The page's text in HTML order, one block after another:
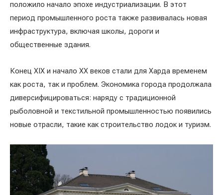
положило начало эпохе индустриализации. В этот
период промышленного роста также развивалась новая
инфраструктура, включая школы, дороги и
общественные здания.
Конец XIX и начало XX веков стали для Харда временем
как роста, так и проблем. Экономика города продолжала
диверсифицироваться: наряду с традиционной
рыболовной и текстильной промышленностью появились
новые отрасли, такие как строительство лодок и туризм.